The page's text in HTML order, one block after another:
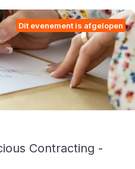
Dit evenement is afgelopen
Contracting -